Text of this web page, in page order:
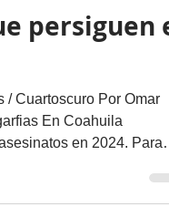
4 min de lectura
persiguen el
/ Cuartoscuro Por Omar
En Coahuila